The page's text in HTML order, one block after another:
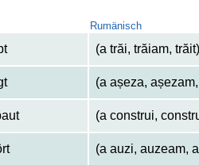
Rumänisch
(a trăi, trăiam, trăit)
(a așeza,
(a construi,
(a auzi, auzeam,